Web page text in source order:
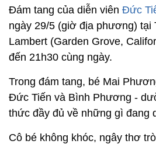
Đám tang của diễn viên Đức
ngày 29/5 (giờ địa phương) tại
Lambert (Garden Grove,
đến 21h30 cùng ngày.
Trong đám tang, bé Mai
Đức Tiến và Bình Phương -
thức đầy đủ về những gì đang
Cô bé không khóc, ngây thơ